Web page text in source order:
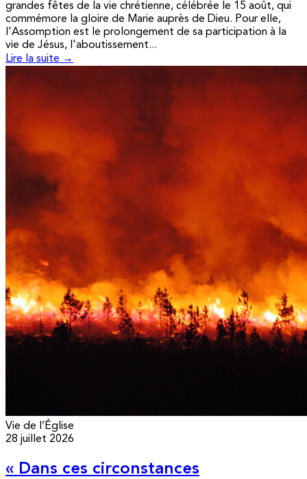
grandes fêtes de la vie chrétienne, célébrée le 15 août, qui
commémore la gloire de Marie auprès de Dieu. Pour elle,
l'Assomption est le prolongement de sa participation à la
vie de Jésus, l'aboutissement...
Lire la suite →
Vie de l’Église
28 juillet 2026
« Dans ces circonstances